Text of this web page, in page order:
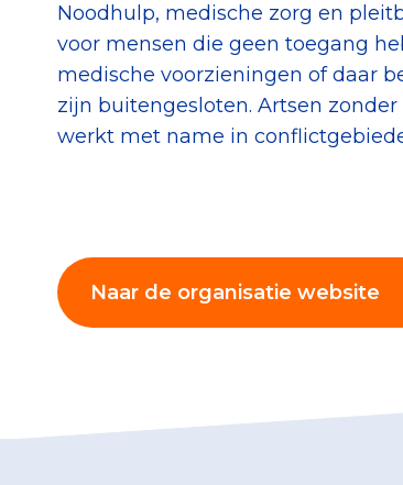
Data
CBF-
Het
Noodhulp, medische zorg en
voor mensen die geen toegang
medische voorzieningen of daar
zijn buitengesloten. Artsen zonder
werkt met name in
Naar de organisatie website